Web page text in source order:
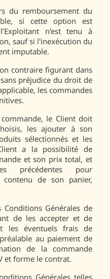
du remboursement du
si cette option est
n'est tenu à
sauf si l'inexécution du
imputable.
contraire figurant dans
préjudice du droit de
les commandes
le Client doit
les ajouter à son
sélectionnés et les
a la possibilité de
et son prix total, et
précédentes pour
de son panier,
Conditions Générales de
de les accepter et de
les éventuels frais de
au paiement de
de la commande
et forme le contrat.
Générales telles